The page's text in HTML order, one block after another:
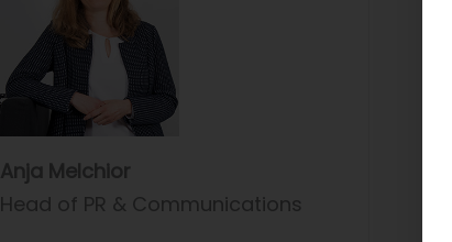
Anja Melchior
Head of PR & Communications